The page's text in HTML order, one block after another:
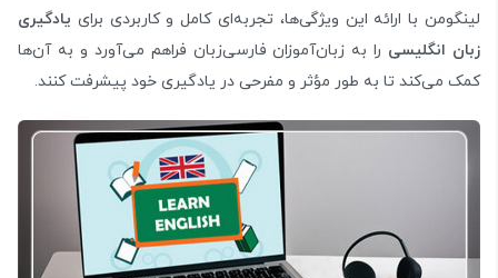
لینگومن با ارائه این ویژگی‌ها، تجربه‌ای کامل و کاربردی برای یادگیری
زبان انگلیسی را به زبان‌آموزان فارسی‌زبان فراهم می‌آورد و به آن‌ها
کمک می‌کند تا به طور مؤثر و مفرحی در یادگیری خود پیشرفت کنند.